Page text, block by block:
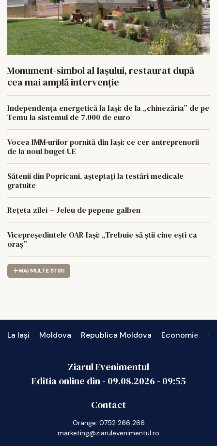
Monument-simbol al Iaşului, restaurat după
cea mai amplă intervenţie
Independența energetică la Iași: de la „chinezăria” de pe
Temu la sistemul de 7.000 de euro
Vocea IMM-urilor pornită din Iași: ce cer antreprenorii
de la noul buget UE
Sătenii din Popricani, așteptați la testări medicale
gratuite
Rețeta zilei -- Jeleu de pepene galben
Vicepreședintele OAR Iași: „Trebuie să știi cine ești ca
oraș”
MAI MULTE STIRI
La Iași Moldova Republica Moldova Economie
Ziarul Evenimentul
Editia online din - 09.08.2026- 09:55
Contact
Orange: 0752 266 266
marketing@ziarulevenimentul.ro